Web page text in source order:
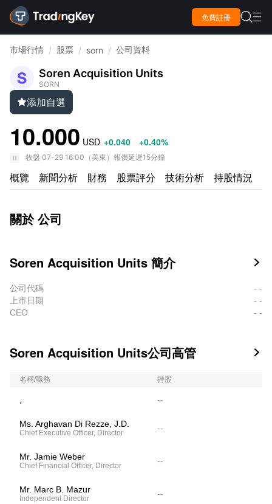
免費註冊  
市場行情 / 股票 / sorn / 公司資料
Soren Acquisition Units
SORN
添加自選
10.000 USD +0.040 +0.40%
收盤 07-29 16:00 （ 美東 ） 報價延遲15分鐘
概覽 新聞分析 財務 股票評分 技術分析 持股情況
關於 公司
Soren Acquisition Units 簡介 
公司代碼
- -
上市日期
- -
CEO
- -
Soren Acquisition Units公司高管 
名稱/職務 持股
--
Ms. Arghavan Di Rezze, J.D.
Chief Executive Officer, Director --
Mr. Jamie Weber
Chief Financial Officer, Director --
Mr. Marc B. Mazur
Independent Director --